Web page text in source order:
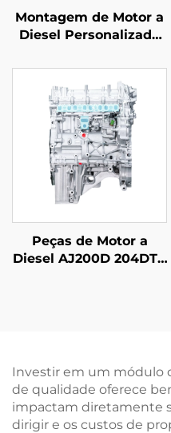
Montagem de Motor a
Diesel Personalizada
306DT 3.0L para Land
Rover Discovery 2005-
2009 Modelo Antigo
Peças de Motor a
Diesel AJ200D 204DTA
Investir em um módulo
de qualidade oferece
impactam diretamente
dirigir e os custos de